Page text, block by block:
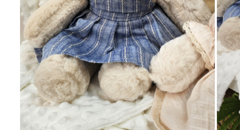
Baieti
Fetite
DE INVELIT/PERNE
FETITE
Bluze
Palton/Cape
Rochii Bumbac
Rochii Festive